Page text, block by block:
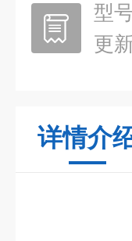
型
更
详情介